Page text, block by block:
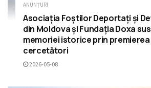
ANUNȚURI
Asociația Foștilor Deportați și
din Moldova și Fundația Doxa
memoriei istorice prin
cercetători
2026-05-08